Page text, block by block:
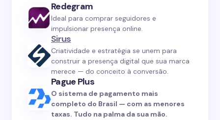
Redegram
Ideal para comprar seguidores e
impulsionar presença online.
Sirus
Criatividade e estratégia se unem para
construir a presença digital que sua marca
merece — do conceito à conversão.
Pague Plus
O sistema de pagamento mais
completo do Brasil — com as menores
taxas. Tudo na palma da sua mão.